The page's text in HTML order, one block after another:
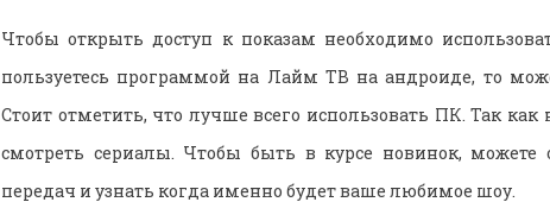
Чтобы открыть доступ к показам необходимо
пользуетесь программой на Лайм ТВ на андроиде, то
Стоит отметить, что лучше всего использовать ПК. Так
смотреть сериалы. Чтобы быть в курсе новинок, можете
передач и узнать когда именно будет ваше любимое шоу.